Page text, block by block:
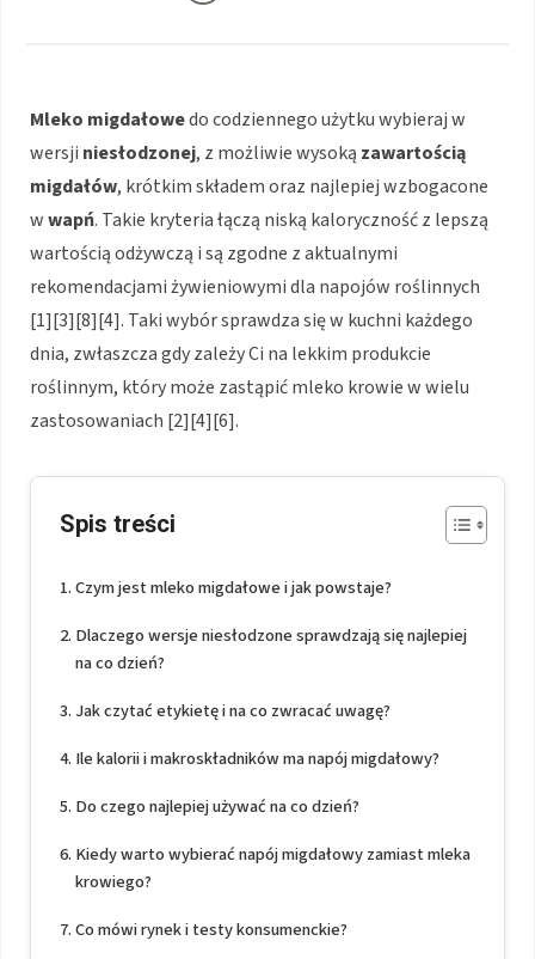
Mleko migdałowedo codziennego użytku wybieraj w
wersji niesłodzonej, z możliwie wysoką zawartością
migdałów, krótkim składem oraz najlepiej wzbogacone
wwapń. Takie kryteria łączą niską kaloryczność z lepszą
wartością odżywczą i są zgodne z aktualnymi
rekomendacjami żywieniowymi dla napojów roślinnych
[1][3][8][4]. Taki wybór sprawdza się w kuchni każdego
dnia, zwłaszcza gdy zależy Ci na lekkim produkcie
roślinnym, który może zastąpić mleko krowie w wielu
zastosowaniach [2][4][6].
Spis treści
Czym jest mleko migdałowe i jak powstaje?
Dlaczego wersje niesłodzone sprawdzają się najlepiej
na co dzień?
Jak czytać etykietę i na co zwracać uwagę?
Ile kalorii i makroskładników ma napój migdałowy?
Do czego najlepiej używać na co dzień?
Kiedy warto wybierać napój migdałowy zamiast mleka
krowiego?
Co mówi rynek i testy konsumenckie?